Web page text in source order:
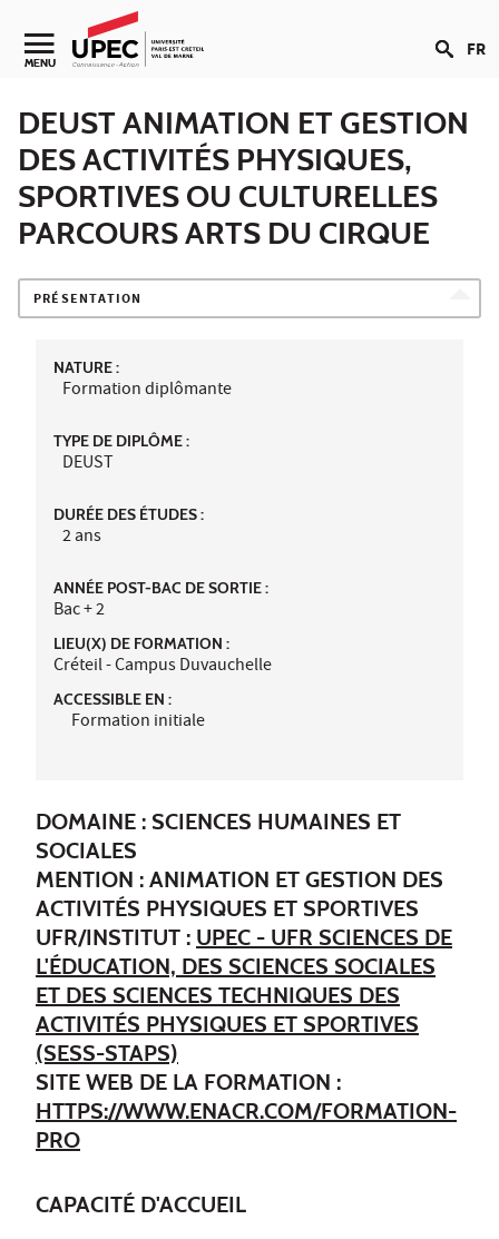
Aller au contenu
Navigation secondaire
MENU FR
DEUST ANIMATION ET GESTION
DES ACTIVITÉS PHYSIQUES,
SPORTIVES OU CULTURELLES
PARCOURS ARTS DU CIRQUE
PRÉSENTATION
NATURE :
Formation diplômante
TYPE DE DIPLÔME :
DEUST
DURÉE DES ÉTUDES :
2 ans
ANNÉE POST-BAC DE SORTIE :
Bac + 2
LIEU(X) DE FORMATION :
Créteil - Campus Duvauchelle
ACCESSIBLE EN :
Formation initiale
DOMAINE : SCIENCES HUMAINES ET
SOCIALES
MENTION : ANIMATION ET GESTION DES
ACTIVITÉS PHYSIQUES ET SPORTIVES
UFR/INSTITUT : UPEC - UFR SCIENCES DE
L'ÉDUCATION, DES SCIENCES SOCIALES
ET DES SCIENCES TECHNIQUES DES
ACTIVITÉS PHYSIQUES ET SPORTIVES
(SESS-STAPS)
SITE WEB DE LA FORMATION :
HTTPS://WWW.ENACR.COM/FORMATION-
PRO
CAPACITÉ D'ACCUEIL